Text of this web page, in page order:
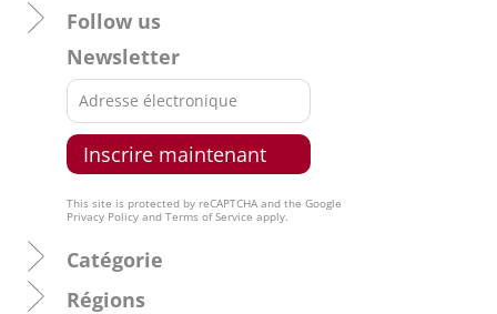
Follow us
Newsletter
This site is protected by reCAPTCHA and the Google
Privacy Policy and Terms of Service apply.
Catégorie
Régions